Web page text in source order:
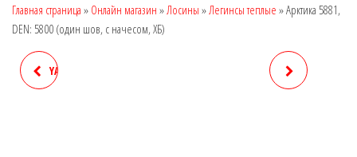
Главная страница » Онлайн магазин » Лосины » Легинсы теплые »Арктика 5881,
DEN: 5800 (один шов, с начесом, ХБ)
YANYU 6189 (ВТОРАЯ КОЖА